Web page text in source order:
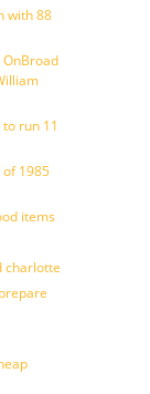
with 88
OnBroad
run 11
1985
items
charlotte